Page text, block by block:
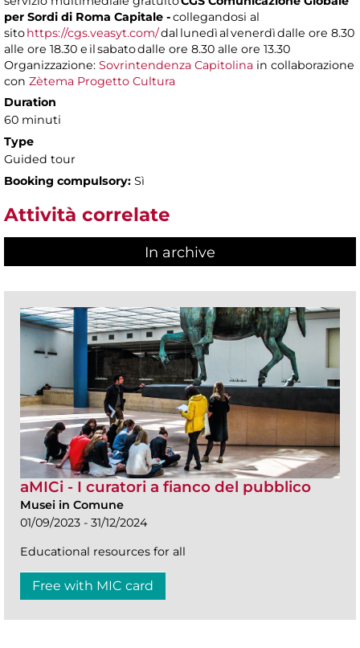
per Sordi di Roma Capitale -collegandosi al
sitohttps://cgs.veasyt.com/dal lunedì al venerdì dalle ore 8.30
alle ore 18.30 e il sabato dalle ore 8.30 alle ore 13.30
Organizzazione: Sovrintendenza Capitolina in collaborazione
con Zètema Progetto Cultura
Duration
60 minuti
Type
Guided tour
Booking compulsory: Sì
Attività correlate
In archive
aMICi - I curatori a fianco del pubblico
Musei in Comune
01/09/2023 - 31/12/2024
Educational resources for all
Free with MIC card